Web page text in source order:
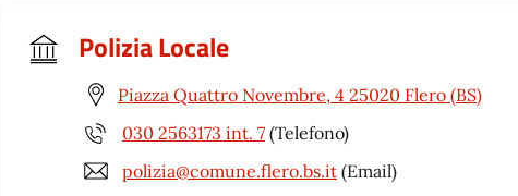
Polizia Locale
Piazza Quattro Novembre, 4 25020 Flero (BS)
030 2563173 int. 7 (Telefono)
polizia@comune.flero.bs.it (Email)